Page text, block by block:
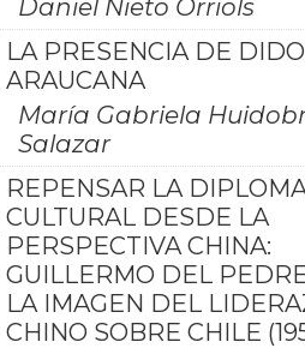
Daniel Nieto Orriols
LA PRESENCIA DE
ARAUCANA
María Gabriela
Salazar
REPENSAR LA
CULTURAL DESDE LA
PERSPECTIVA CHINA:
GUILLERMO DEL
LA IMAGEN DEL
CHINO SOBRE CHILE